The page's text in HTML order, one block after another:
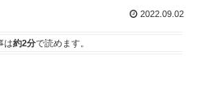
2022.09.02
は約2分で読めます。